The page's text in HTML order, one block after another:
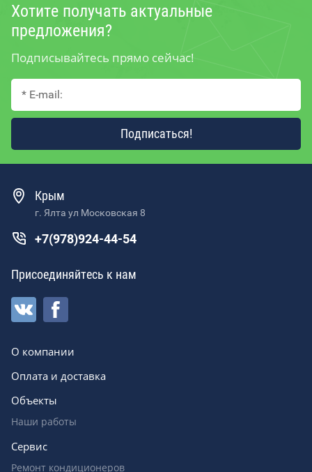
Хотите получать актуальные
предложения?
Подписывайтесь прямо сейчас!
Подписаться!
Крым
г. Ялта ул Московская 8
+7(978)924-44-54
Присоединяйтесь к нам
О компании
Оплата и доставка
Объекты
Наши работы
Сервис
Ремонт кондиционеров